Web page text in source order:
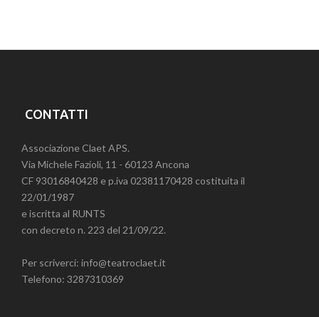
CONTATTI
Associazione Claet APS.
Via Michele Fazioli, 11 - 60123 Ancona
CF 93016840428 e p.iva 02381170428 costituita il
22/01/1987
e iscritta al RUNTS
con decreto n. 223 del 21/09/22.
Per scriverci: info@teatroclaet.it
Telefono: 3287310369